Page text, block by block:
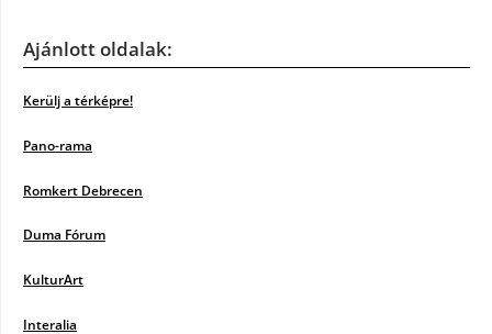
Ajánlott oldalak:
Kerülj a térképre!
Pano-rama
Romkert Debrecen
Duma Fórum
KulturArt
Interalia